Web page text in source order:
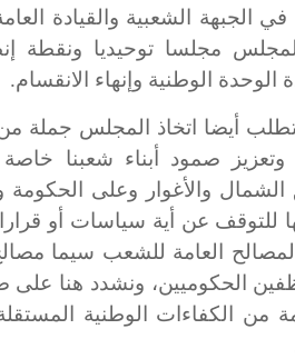
الجبهة الشعبية والقيادة
مجلسا توحيديا ونقطة
الوحدة الوطنية وإنهاء الانقسام.
أيضا اتخاذ المجلس جملة
وتعزيز صمود أبناء شعبنا
والأغوار وعلى
للتوقف عن أية سياسات أو
العامة للشعب سيما
الحكوميين، ونشدد هنا
من الكفاءات الوطنية